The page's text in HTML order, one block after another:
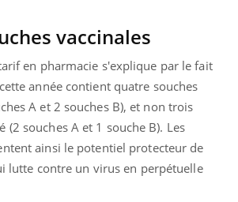
vaccinales
en pharmacie s'explique par le fait
année contient quatre souches
A et 2 souches B), et non trois
(2 souches A et 1 souche B). Les
ainsi le potentiel protecteur de
lutte contre un virus en perpétuelle